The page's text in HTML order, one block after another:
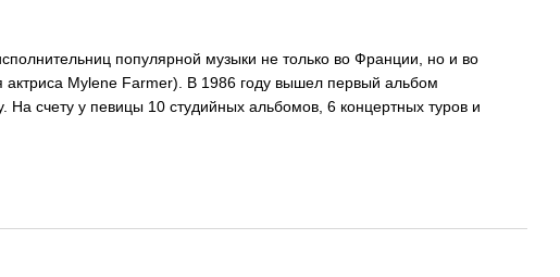
популярной музыки не только во Франции, но и во
Mylene Farmer). В 1986 году вышел первый альбом
счету у певицы 10 студийных альбомов, 6 концертных туров и